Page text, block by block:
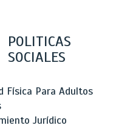
POLITICAS
SOCIALES
Física Para Adultos
Jurídico